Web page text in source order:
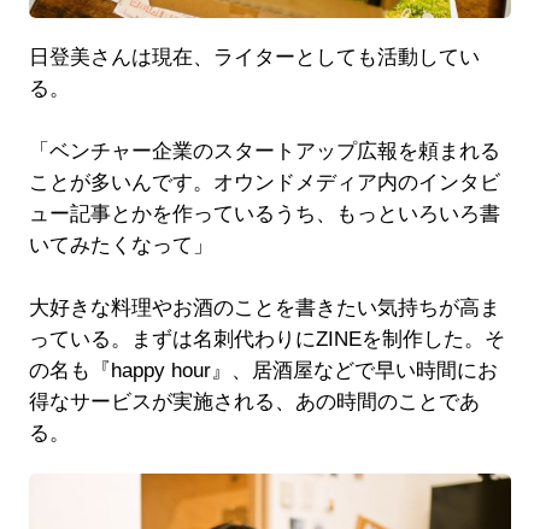
日登美さんは現在、ライターとしても活動してい
る。
「ベンチャー企業のスタートアップ広報を頼まれる
ことが多いんです。オウンドメディア内のインタビ
ュー記事とかを作っているうち、もっといろいろ書
いてみたくなって」
大好きな料理やお酒のことを書きたい気持ちが高ま
っている。まずは名刺代わりにZINEを制作した。そ
の名も『happy hour』、居酒屋などで早い時間にお
得なサービスが実施される、あの時間のことであ
る。